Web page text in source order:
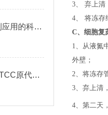
标记细胞技术：从基础到应用的科学探索
生命科学的基石：探索ATCC原代细胞的魅力
3、 弃上清
4、 将冻存
C、 细胞复
1、 从液氮
外壁；
2、 将冻存
3、 弃上清
4、 第二天